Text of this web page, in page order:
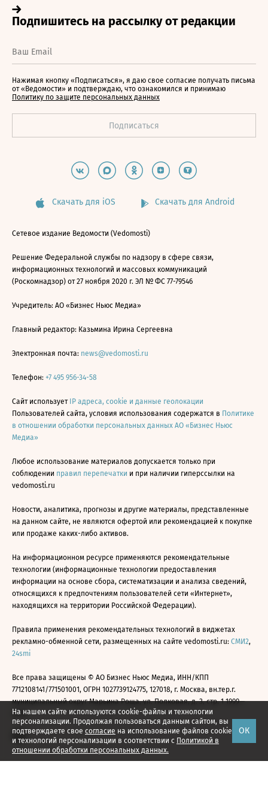
На нашем сайте используются cookie-файлы и технологии
персонализации. Продолжая пользоваться данным сайтом, вы
подтверждаете свое согласие на использование файлов cookie
и технологий персонализации в соответствии с Политикой в
отношении обработки персональных данных.
ОК
Нажимая кнопку «Подписаться», я даю свое согласие получать письма
от «Ведомости» и подтверждаю, что ознакомился и принимаю
Политику по защите персональных данных
Скачать для iOS Скачать для Android
Сетевое издание Ведомости (Vedomosti)
Решение Федеральной службы по надзору в сфере связи,
информационных технологий и массовых коммуникаций
(Роскомнадзор) от 27 ноября 2020 г. ЭЛ № ФС 77-79546
Учредитель: АО «Бизнес Ньюс Медиа»
Главный редактор: Казьмина Ирина Сергеевна
Электронная почта: news@vedomosti.ru
Телефон: +7 495 956-34-58
Сайт использует IP адреса, cookie и данные геолокации
Пользователей сайта, условия использования содержатся в Политике
в отношении обработки персональных данных АО «Бизнес Ньюс
Медиа»
Любое использование материалов допускается только при
соблюдении правил перепечатки и при наличии гиперссылки на
vedomosti.ru
Новости, аналитика, прогнозы и другие материалы, представленные
на данном сайте, не являются офертой или рекомендацией к покупке
или продаже каких-либо активов.
На информационном ресурсе применяются рекомендательные
технологии (информационные технологии предоставления
информации на основе сбора, систематизации и анализа сведений,
относящихся к предпочтениям пользователей сети «Интернет»,
находящихся на территории Российской Федерации).
Правила применения рекомендательных технологий в виджетах
рекламно-обменной сети, размещенных на сайте vedomosti.ru: СМИ2,
24smi
Все права защищены © АО Бизнес Ньюс Медиа, ИНН/КПП
7712108141/771501001, ОГРН 1027739124775, 127018, г. Москва, вн.тер.г.
муниципальный округ Марьина Роща, ул. Полковая, д. 3, стр. 1 1999—
2026